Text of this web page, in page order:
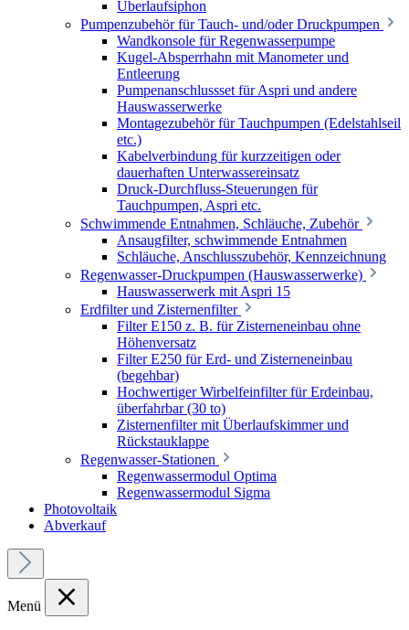
Überlaufsiphon
Pumpenzubehör für Tauch- und/oder Druckpumpen
Wandkonsole für Regenwasserpumpe
Kugel-Absperrhahn mit Manometer und
Entleerung
Pumpenanschlussset für Aspri und andere
Hauswasserwerke
Montagezubehör für Tauchpumpen (Edelstahlseil
etc.)
Kabelverbindung für kurzzeitigen oder
dauerhaften Unterwassereinsatz
Druck-Durchfluss-Steuerungen für
Tauchpumpen, Aspri etc.
Schwimmende Entnahmen, Schläuche, Zubehör
Ansaugfilter, schwimmende Entnahmen
Schläuche, Anschlusszubehör, Kennzeichnung
Regenwasser-Druckpumpen (Hauswasserwerke)
Hauswasserwerk mit Aspri 15
Erdfilter und Zisternenfilter
Filter E150 z. B. für Zisterneneinbau ohne
Höhenversatz
Filter E250 für Erd- und Zisterneneinbau
(begehbar)
Hochwertiger Wirbelfeinfilter für Erdeinbau,
überfahrbar (30 to)
Zisternenfilter mit Überlaufskimmer und
Rückstauklappe
Regenwasser-Stationen
Regenwassermodul Optima
Regenwassermodul Sigma
Photovoltaik
Abverkauf
Menü